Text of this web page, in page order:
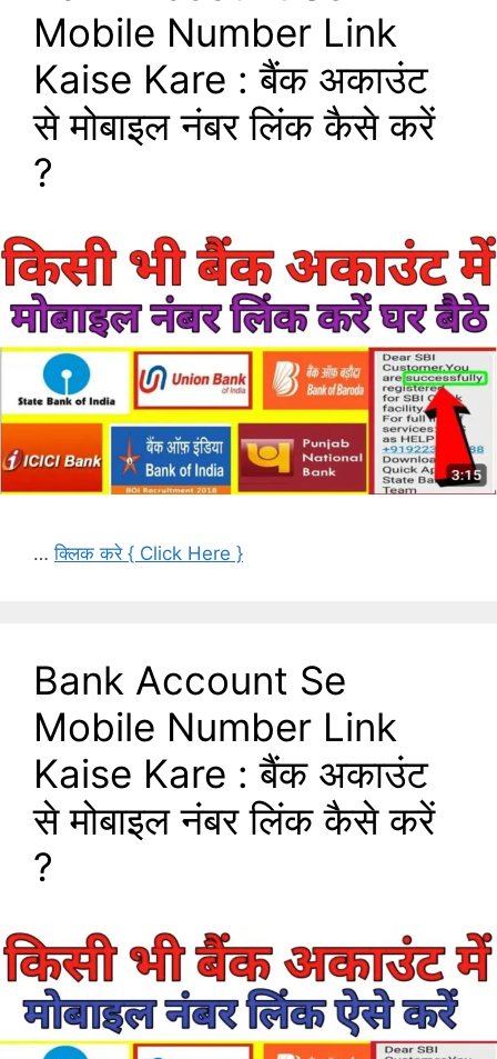
Mobile Number Link
Kaise Kare : बैंक अकाउंट
से मोबाइल नंबर लिंक कैसे करें
?
…क्लिक करे { Click Here }
Bank Account Se
Mobile Number Link
Kaise Kare : बैंक अकाउंट
से मोबाइल नंबर लिंक कैसे करें
?